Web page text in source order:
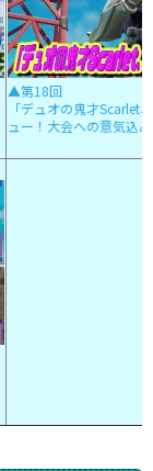
▲第18回
「デュオの鬼才Scarlet
ュー！大会への意気込